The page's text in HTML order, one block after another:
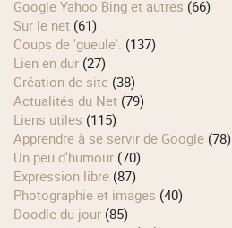
Google Yahoo Bing et autres (66)
Sur le net (61)
Coups de 'gueule'. (137)
Lien en dur (27)
Création de site (38)
Actualités du Net (79)
Liens utiles (115)
Apprendre à se servir de Google (78)
Un peu d'humour (70)
Expression libre (87)
Photographie et images (40)
Doodle du jour (85)